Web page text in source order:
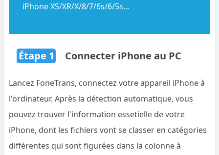
iPhone XS/XR/X/8/7/6s/6/5s...
Étape 1 Connecter iPhone au PC
Lancez FoneTrans, connectez votre appareil iPhone à
l'ordinateur. Après la détection automatique, vous
pouvez trouver l'information essetielle de votre
iPhone, dont les fichiers vont se classer en catégories
différentes qui sont figurées dans la colonne à